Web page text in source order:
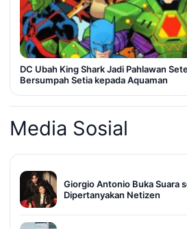
DC Ubah King Shark Jadi Pahlawan
Bersumpah Setia kepada Aquaman
Media Sosial
Giorgio Antonio Buka Suara
Dipertanyakan Netizen